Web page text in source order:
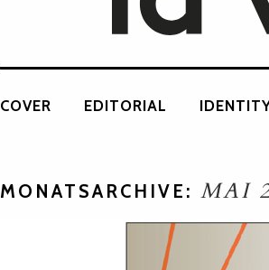
COVER EDITORIAL
MONATSARCHIVE: MAI